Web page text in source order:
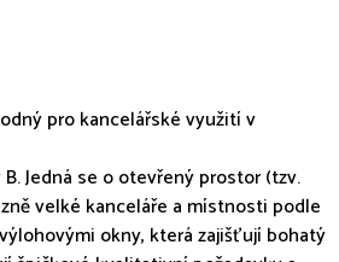
pro kancelářské využití v
Jedná se o otevřený prostor (tzv.
velké kanceláře a místnosti podle
okny, která zajišťují bohatý